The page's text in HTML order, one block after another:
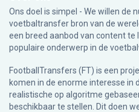
Ons doel is simpel - We willen de
voetbaltransfer bron van de
een breed aanbod van content
populaire onderwerp in de
FootballTransfers (FT) is een
komen in de enorme interesse
realistische op algoritme
beschikbaar te stellen. Dit doen